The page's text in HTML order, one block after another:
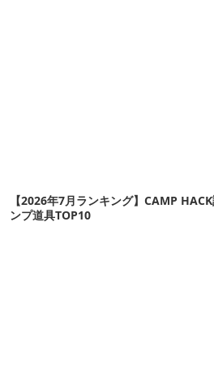
【2026年7月ランキング】CAMP
ンプ道具TOP10